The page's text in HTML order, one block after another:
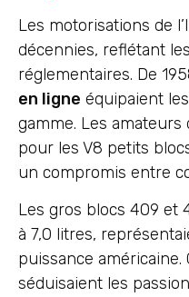
Les motorisations de
décennies, reflétant
réglementaires. De
en ligne équipaient
gamme. Les
pour les V8 petits
un compromis entre
Les gros blocs 409 et
à 7,0 litres,
puissance
séduisaient les